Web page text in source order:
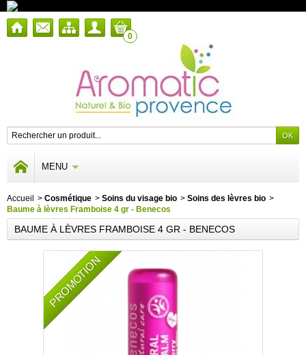
0
MENU
Accueil > Cosmétique > Soins du visage bio > Soins des lèvres bio >
Baume à lèvres Framboise 4 gr - Benecos
BAUME À LÈVRES FRAMBOISE 4 GR - BENECOS
PROMOTION